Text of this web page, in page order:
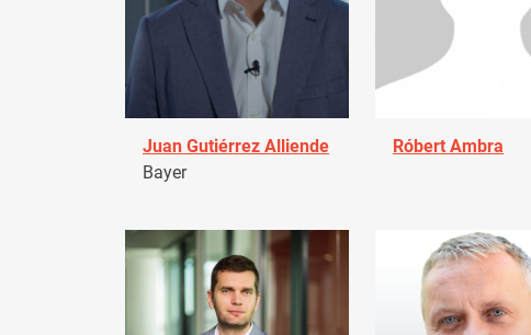
Juan Gutiérrez Alliende
Bayer
Róbert Ambra